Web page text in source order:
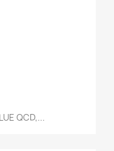
QCD,...